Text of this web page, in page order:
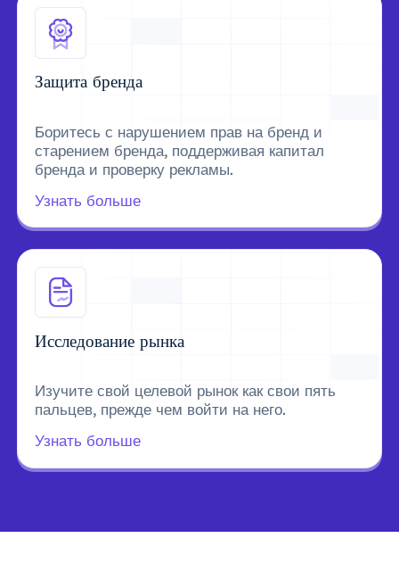
Защита бренда
Боритесь с нарушением прав на бренд и
старением бренда, поддерживая капитал
бренда и проверку рекламы.
Узнать больше
Исследование рынка
Изучите свой целевой рынок как свои пять
пальцев, прежде чем войти на него.
Узнать больше